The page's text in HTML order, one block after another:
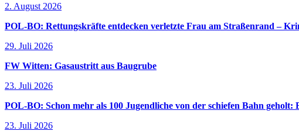
2. August 2026
POL-BO: Rettungskräfte entdecken verletzte Frau am Straßenrand –
29. Juli 2026
FW Witten: Gasaustritt aus Baugrube
23. Juli 2026
POL-BO: Schon mehr als 100 Jugendliche von der schiefen Bahn
23. Juli 2026